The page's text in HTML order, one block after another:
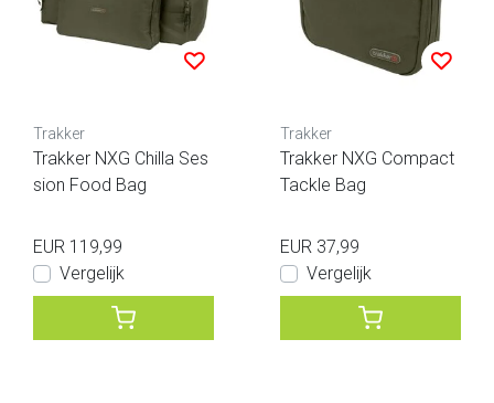
Trakker
Trakker NXG Chilla Ses
sion Food Bag
EUR 119,99
Vergelijk
Trakker
Trakker NXG Compact
Tackle Bag
EUR 37,99
Vergelijk